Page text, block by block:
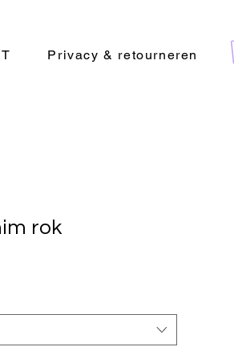
Privacy & retourneren
rok